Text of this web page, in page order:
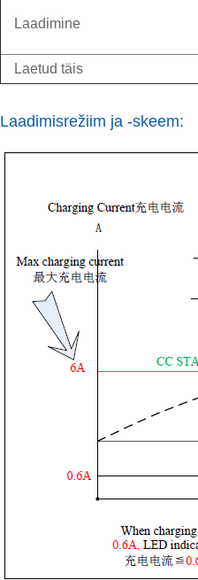
Laadimine
Laetud täis
Laadimisrežiim ja -skeem: